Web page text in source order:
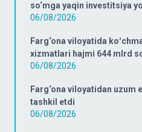
so‘mga yaqin investitsiya
06/08/2026
Farg‘ona viloyatida
xizmatlari hajmi 644 mlrd
06/08/2026
Farg‘ona viloyatidan uzum
tashkil etdi
06/08/2026